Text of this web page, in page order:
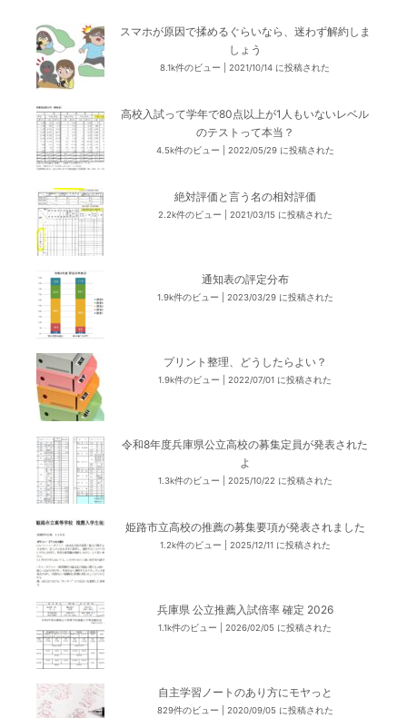
スマホが原因で揉めるぐらいなら、迷わず解約しま
しょう
8.1k件のビュー 2021/10/14 に投稿された
高校入試って学年で80点以上が1人もいないレベル
のテストって本当？
4.5k件のビュー 2022/05/29 に投稿された
絶対評価と言う名の相対評価
2.2k件のビュー 2021/03/15 に投稿された
通知表の評定分布
1.9k件のビュー 2023/03/29 に投稿された
プリント整理、どうしたらよい？
1.9k件のビュー 2022/07/01 に投稿された
令和8年度兵庫県公立高校の募集定員が発表された
よ
1.3k件のビュー 2025/10/22 に投稿された
姫路市立高校の推薦の募集要項が発表されました
1.2k件のビュー 2025/12/11 に投稿された
兵庫県 公立推薦入試倍率 確定 2026
1.1k件のビュー 2026/02/05 に投稿された
自主学習ノートのあり方にモヤっと
829件のビュー 2020/09/05 に投稿された